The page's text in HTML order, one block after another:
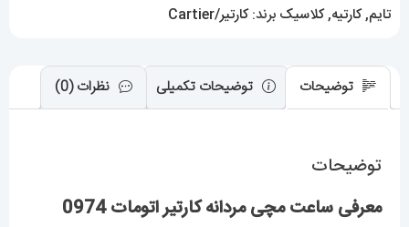
تایم,کارتیه,کلاسیک برند:کارتیر/Cartier
توضیحات توضیحات تکمیلی نظرات (0)
توضیحات
معرفی ساعت مچی مردانه کارتیر اتومات 0974